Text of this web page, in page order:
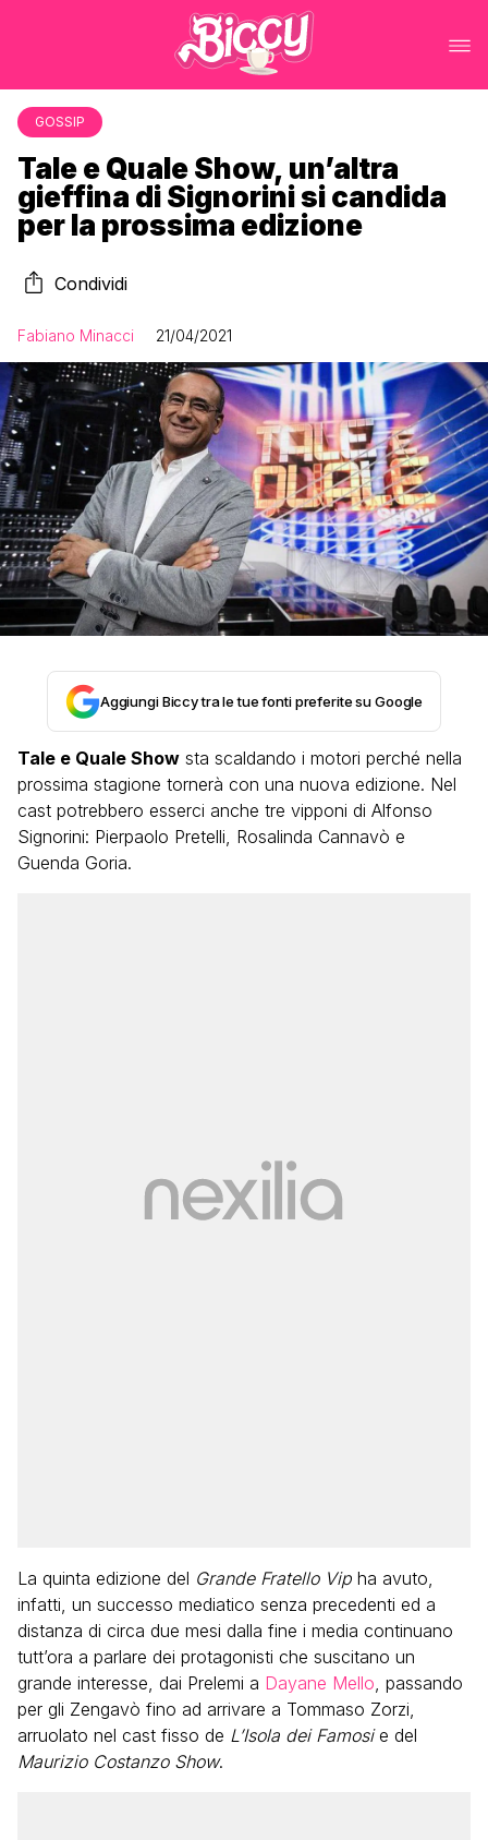
GOSSIP
Tale e Quale Show, un’altra
gieffina di Signorini si candida
per la prossima edizione
Condividi
Fabiano Minacci 21/04/2021
Aggiungi Biccy tra le tue fonti preferite su Google
Tale e Quale Show sta scaldando i motori perché nella
prossima stagione tornerà con una nuova edizione. Nel
cast potrebbero esserci anche tre vipponi di Alfonso
Signorini: Pierpaolo Pretelli, Rosalinda Cannavò e
Guenda Goria.
La quinta edizione del Grande Fratello Vip ha avuto,
infatti, un successo mediatico senza precedenti ed a
distanza di circa due mesi dalla fine i media continuano
tutt’ora a parlare dei protagonisti che suscitano un
grande interesse, dai Prelemi a Dayane Mello, passando
per gli Zengavò fino ad arrivare a Tommaso Zorzi,
arruolato nel cast fisso de L’Isola dei Famosie del
Maurizio Costanzo Show.